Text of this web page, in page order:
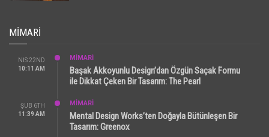
MIMARI
NIS 22ND
10:11 AM
MİMARİ
Başak Akkoyunlu Design’dan Özgün Saçak Formu
ile Dikkat Çeken Bir Tasarım: The Pearl
ŞUB 6TH
11:39 AM
MİMARİ
Mental Design Works’ten Doğayla Bütünleşen Bir
Tasarım: Greenox